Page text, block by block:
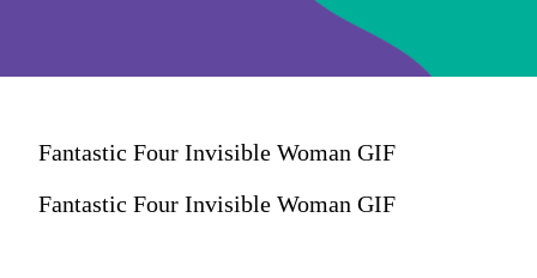
Fantastic Four Invisible Woman GIF
Fantastic Four Invisible Woman GIF